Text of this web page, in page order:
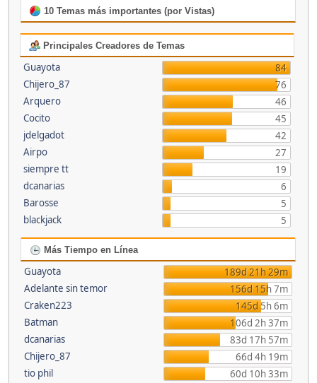
10 Temas más importantes (por Vistas)
Principales Creadores de Temas
Guayota
84
Chijero_87
76
Arquero
46
Cocito
45
jdelgadot
42
Airpo
27
siempre tt
19
dcanarias
6
Barosse
5
blackjack
5
Más Tiempo en Línea
Guayota
189d 21h 29m
Adelante sin temor
156d 15h 7m
Craken223
145d 5h 6m
Batman
106d 2h 37m
dcanarias
83d 17h 57m
Chijero_87
66d 4h 19m
tio phil
60d 10h 33m